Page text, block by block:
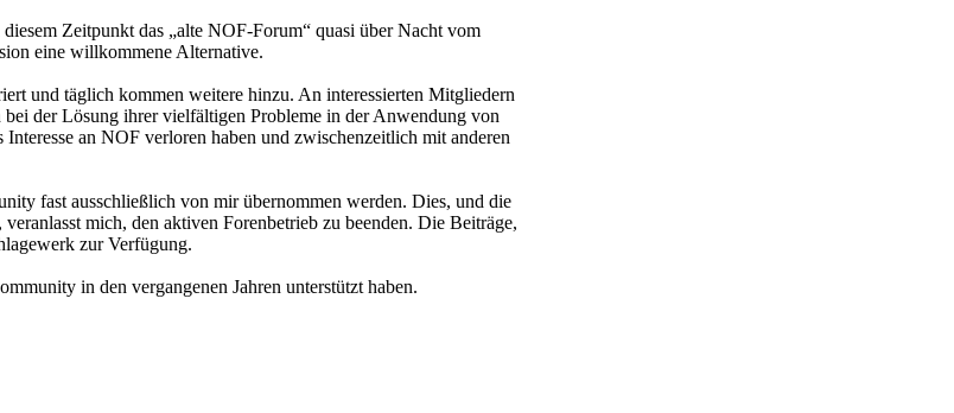
Zeitpunkt das „alte NOF-Forum“ quasi über Nacht vom
eine willkommene Alternative.
und täglich kommen weitere hinzu. An interessierten Mitgliedern
der Lösung ihrer vielfältigen Probleme in der Anwendung von
an NOF verloren haben und zwischenzeitlich mit anderen
fast ausschließlich von mir übernommen werden. Dies, und die
mich, den aktiven Forenbetrieb zu beenden. Die Beiträge,
zur Verfügung.
in den vergangenen Jahren unterstützt haben.